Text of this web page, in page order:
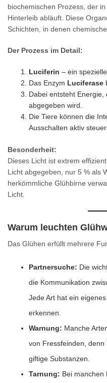
biochemischen Prozess, der
Hinterleib abläuft. Diese
Schichten, in denen
Der Prozess im Detail:
Luciferin – ein
Das Enzym Luciferase
Dabei entsteht
abgegeben wird.
Die Tiere können die
Ausschalten aktiv
Besonderheit:
Dieses Licht ist extrem
Licht abgegeben, nur 5 % als
herkömmliche Glühbirne
Licht.
Warum leuchten
Das Glühen erfüllt mehrere
Partnersuche: Die
die Kommunikation
Jede Art hat ein
erkennen.
Warnung: Manche
von Fressfeinden,
giftige Substanzen.
Tarnung: Bei manchen